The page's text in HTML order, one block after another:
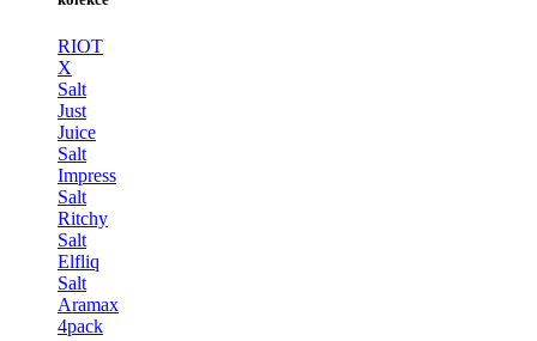
RIOT
X
Salt
Just
Juice
Salt
Impress
Salt
Ritchy
Salt
Elfliq
Salt
Aramax
4pack